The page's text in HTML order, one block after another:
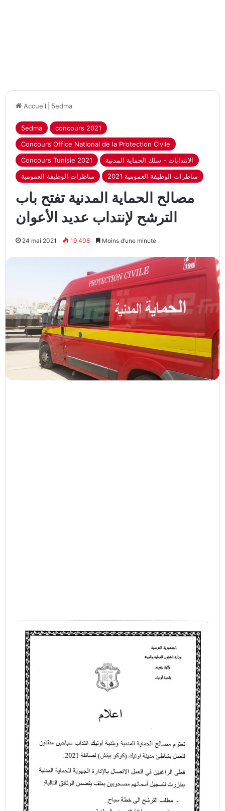
Accueil 5edma
5edma
concours 2021
Concours Office National de la Protection Civile
Concours Tunisie 2021
الانتدابات - سلك الحماية المدنية
مناظرات الوظيفة العمومية
مناظرات الوظيفة العمومية 2021
مصالح الحماية المدنية تفتح باب
الترشح لإنتداب عديد الأعوان
24 mai 2021 19 408 Moins d’une minute